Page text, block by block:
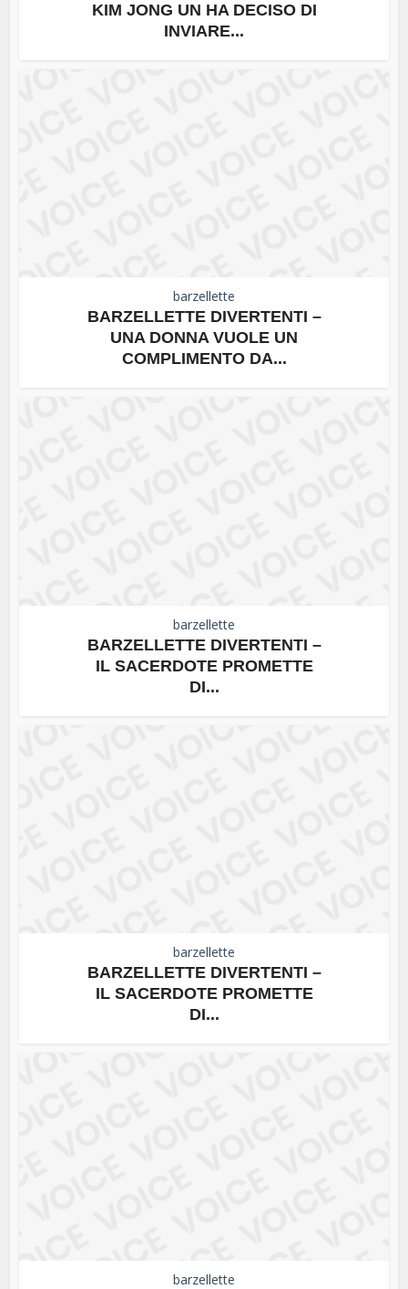
KIM JONG UN HA DECISO DI
INVIARE...
barzellette
BARZELLETTE DIVERTENTI –
UNA DONNA VUOLE UN
COMPLIMENTO DA...
barzellette
BARZELLETTE DIVERTENTI –
IL SACERDOTE PROMETTE
DI...
barzellette
BARZELLETTE DIVERTENTI –
IL SACERDOTE PROMETTE
DI...
barzellette